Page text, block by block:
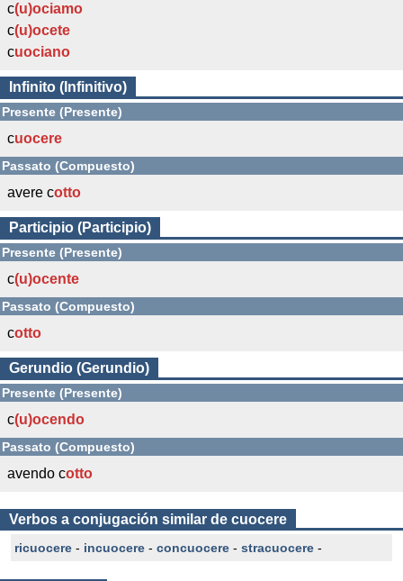
c(u)ociamo
c(u)ocete
cuociano
Infinito (Infinitivo)
Presente (Presente)
cuocere
Passato (Compuesto)
avere cotto
Participio (Participio)
Presente (Presente)
c(u)ocente
Passato (Compuesto)
cotto
Gerundio (Gerundio)
Presente (Presente)
c(u)ocendo
Passato (Compuesto)
avendo cotto
Verbos a conjugación similar de cuocere
ricuocere - incuocere - concuocere - stracuocere -